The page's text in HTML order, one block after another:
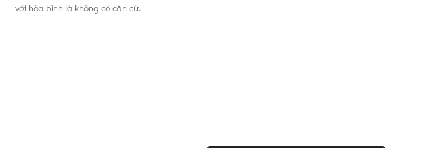
với hòa bình là không có căn cứ.